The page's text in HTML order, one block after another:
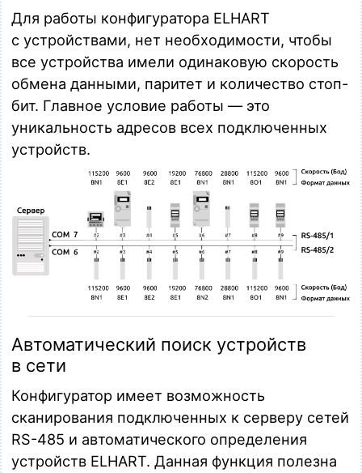
Для работы конфигуратора ELHART
с устройствами, нет необходимости, чтобы
все устройства имели одинаковую скорость
обмена данными, паритет и количество стоп-
бит. Главное условие работы — это
уникальность адресов всех подключенных
устройств.
Автоматический поиск устройств
в сети
Конфигуратор имеет возможность
сканирования подключенных к серверу сетей
RS-485 и автоматического определения
устройств ELHART. Данная функция полезна